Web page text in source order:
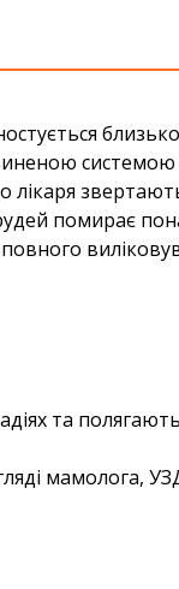
помирає
та
мамолога,